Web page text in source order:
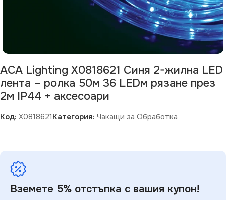
ACA Lighting X0818621 Синя 2-жилна LED
лента – ролка 50м 36 LEDм рязане през
2м IP44 + аксесоари
Код: X0818621Категория: Чакащи за Обработка
Вземете 5% отстъпка с вашия купон!